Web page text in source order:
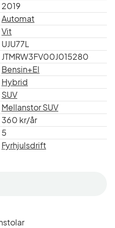
2019
Automat
Vit
UJU77L
JTMRW3FV00J015280
Bensin+El
Hybrid
SUV
Mellanstor SUV
360 kr/år
5
Fyrhjulsdrift